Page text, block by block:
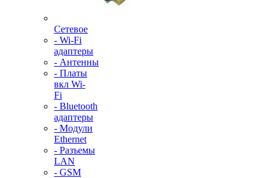
Сетевое
- Wi-Fi
адаптеры
- Антенны
- Платы
вкл Wi-
Fi
- Bluetooth
адаптеры
- Модули
Ethernet
- Разъемы
LAN
- GSM